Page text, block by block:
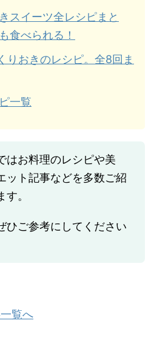
スイーツ全レシピまと
食べられる！
りおきのレシピ。全8回ま
一覧
はお料理のレシピや美
ット記事などを多数ご紹
。
ひご参考にしてください
覧へ